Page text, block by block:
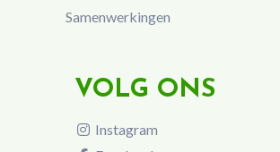
Samenwerkingen
VOLG ONS
Instagram